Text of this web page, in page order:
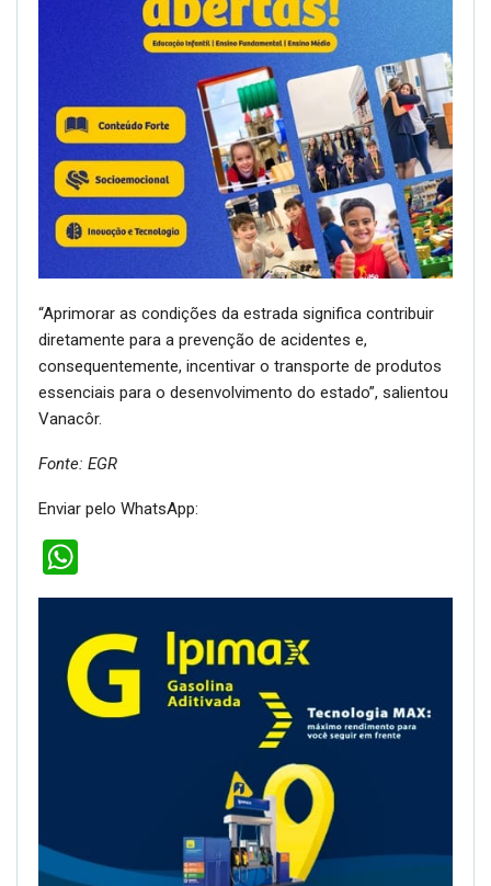
“Aprimorar as condições da estrada significa contribuir
diretamente para a prevenção de acidentes e,
consequentemente, incentivar o transporte de produtos
essenciais para o desenvolvimento do estado”, salientou
Vanacôr.
Fonte: EGR
Enviar pelo WhatsApp: